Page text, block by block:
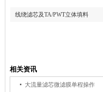
线绕滤芯及TA/PWT立体填料
相关资讯
大流量滤芯微滤膜单程操作